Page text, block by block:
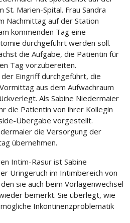
St. Marien-Spital. Frau Sandra
Nachmittag auf der Station
kommenden Tag eine
durchgeführt werden soll.
die Aufgabe, die Patientin für
Tag vorzubereiten.
Eingriff durchgeführt, die
aus dem Aufwachraum
Als Sabine Niedermaier
die Patientin von ihrer Kollegin
Übergabe vorgestellt.
die Versorgung der
übernehmen.
Intim-Rasur ist Sabine
Uringeruch im Intimbereich von
sie auch beim Vorlagenwechsel
bemerkt. Sie überlegt, wie
Inkontinenzproblematik